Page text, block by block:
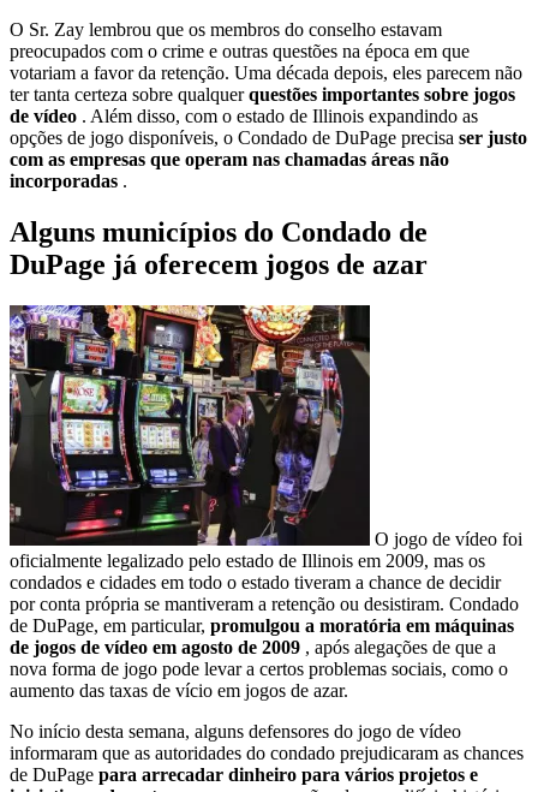
O Sr. Zay lembrou que os membros do conselho estavam
preocupados com o crime e outras questões na época em que
votariam a favor da retenção. Uma década depois, eles parecem não
ter tanta certeza sobre qualquerquestões importantes sobre jogos
de vídeo . Além disso, com o estado de Illinois expandindo as
opções de jogo disponíveis, o Condado de DuPage precisa ser justo
com as empresas que operam nas chamadas áreas não
incorporadas .
Alguns municípios do Condado de
DuPage já oferecem jogos de azar
O jogo de vídeo foi
oficialmente legalizado pelo estado de Illinois em 2009, mas os
condados e cidades em todo o estado tiveram a chance de decidir
por conta própria se mantiveram a retenção ou desistiram. Condado
de DuPage, em particular, promulgou a moratória em máquinas
de jogos de vídeo em agosto de 2009 , após alegações de que a
nova forma de jogo pode levar a certos problemas sociais, como o
aumento das taxas de vício em jogos de azar.
No início desta semana, alguns defensores do jogo de vídeo
informaram que as autoridades do condado prejudicaram as chances
de DuPage para arrecadar dinheiro para vários projetos e